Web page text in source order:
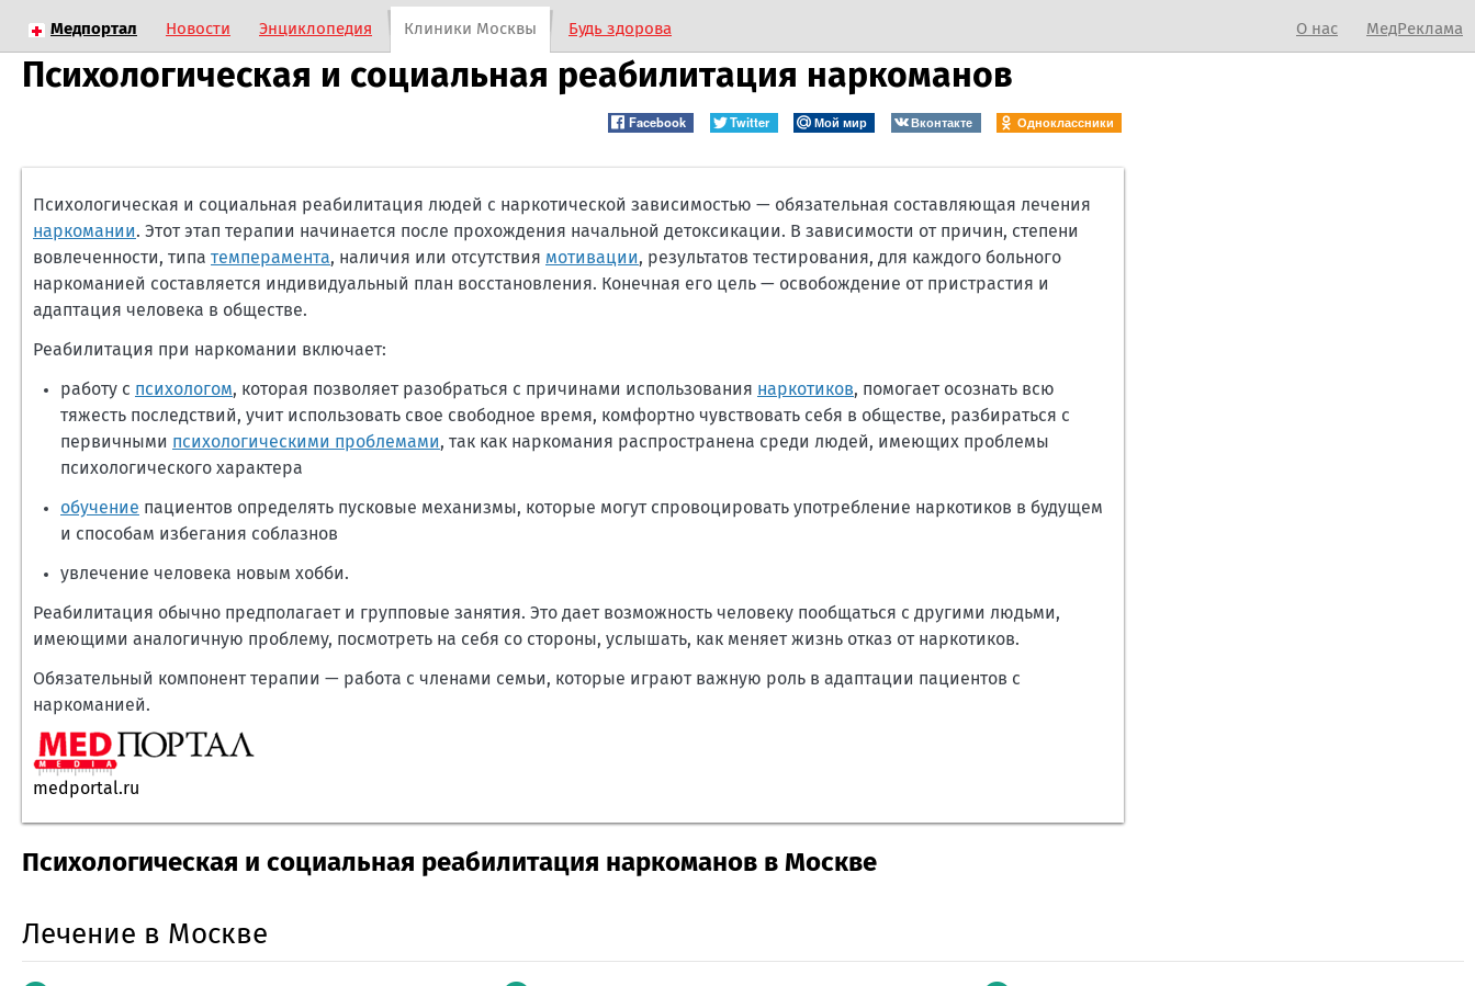
О нас МедРеклама
Медпортал Новости Энциклопедия Клиники Москвы Будь здорова
Психологическая и социальная реабилитация наркоманов
Facebook Twitter Мой мир Вконтакте Одноклассники
Психологическая и социальная реабилитация людей с наркотической зависимостью — обязательная составляющая лечения
наркомании. Этот этап терапии начинается после прохождения начальной детоксикации. В зависимости от причин, степени
вовлеченности, типа темперамента, наличия или отсутствия мотивации, результатов тестирования, для каждого больного
наркоманией составляется индивидуальный план восстановления. Конечная его цель — освобождение от пристрастия и
адаптация человека в обществе.
Реабилитация при наркомании включает:
работу с психологом, которая позволяет разобраться с причинами использования наркотиков, помогает осознать всю
тяжесть последствий, учит использовать свое свободное время, комфортно чувствовать себя в обществе, разбираться с
первичными психологическими проблемами, так как наркомания распространена среди людей, имеющих проблемы
психологического характера
обучение пациентов определять пусковые механизмы, которые могут спровоцировать употребление наркотиков в будущем
и способам избегания соблазнов
увлечение человека новым хобби.
Реабилитация обычно предполагает и групповые занятия. Это дает возможность человеку пообщаться с другими людьми,
имеющими аналогичную проблему, посмотреть на себя со стороны, услышать, как меняет жизнь отказ от наркотиков.
Обязательный компонент терапии — работа с членами семьи, которые играют важную роль в адаптации пациентов с
наркоманией.
medportal.ru
Психологическая и социальная реабилитация наркоманов в Москве
Лечение в Москве